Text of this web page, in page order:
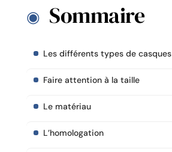
Sommaire
Les différents types de casques
Faire attention à la taille
Le matériau
L’homologation